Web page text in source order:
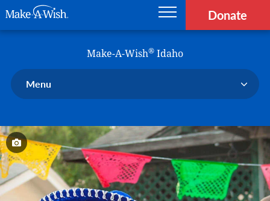
Donate
Make-A-Wish® Idaho
Menu
Our Events
Our Stories
Ways to Help Us
Donate Now